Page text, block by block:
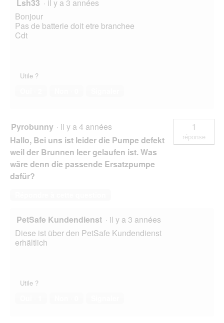
Lsh33 · il y a 3 années
Bonjour
Pas de batterie doit etre branchee
Cdt
Utile ?
Pyrobunny · il y a 4 années
Hallo, Bei uns ist leider die Pumpe defekt
weil der Brunnen leer gelaufen ist. Was
wäre denn die passende Ersatzpumpe
dafür?
1
réponse
PetSafe Kundendienst · il y a 3 années
Diese ist über den PetSafe Kundendienst
erhältlich
Utile ?